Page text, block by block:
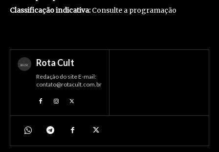
Classificação indicativa:Consulte a programação
Rota Cult
Redação do site E-mail:
contato@rotacult.com.br